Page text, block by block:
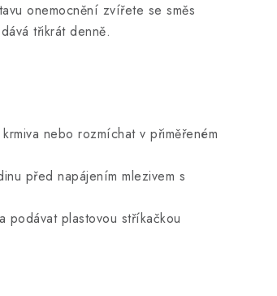
onemocnění zvířete se směs
třikrát denně.
nebo rozmíchat v přiměřeném
před napájením mlezivem s
podávat plastovou stříkačkou